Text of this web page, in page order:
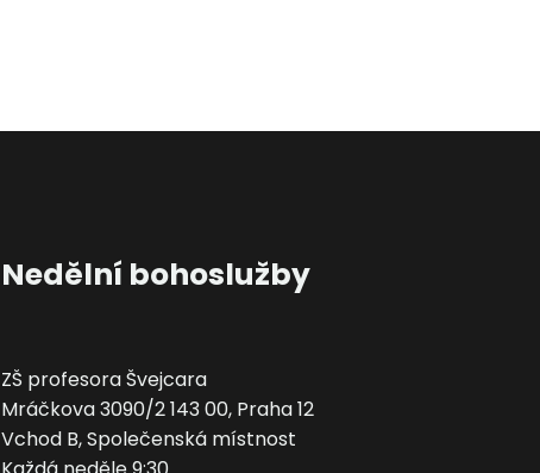
Nedělní bohoslužby
ZŠ profesora Švejcara
Mráčkova 3090/2 143 00, Praha 12
Vchod B, Společenská místnost